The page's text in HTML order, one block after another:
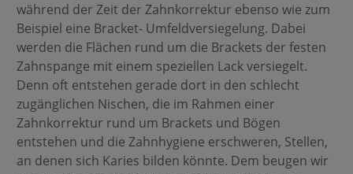
während der Zeit der Zahnkorrektur ebenso wie zum
Beispiel eine Bracket- Umfeldversiegelung. Dabei
werden die Flächen rund um die Brackets der festen
Zahnspange mit einem speziellen Lack versiegelt.
Denn oft entstehen gerade dort in den schlecht
zugänglichen Nischen, die im Rahmen einer
Zahnkorrektur rund um Brackets und Bögen
entstehen und die Zahnhygiene erschweren, Stellen,
an denen sich Karies bilden könnte. Dem beugen wir